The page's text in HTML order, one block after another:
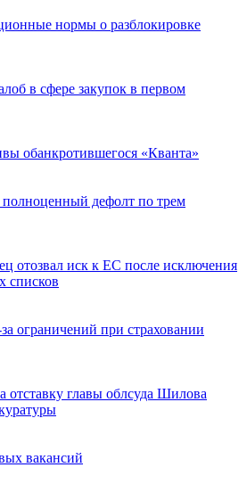
нормы о разблокировке
в сфере закупок в первом
обанкротившегося «Кванта»
дефолт по трем
отозвал иск к ЕС после исключения
списков
ограничений при страховании
главы облсуда Шилова
вакансий